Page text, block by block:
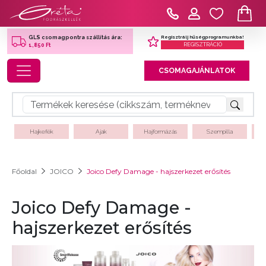
GLS csomagpontra szállítás ára:
1,850 Ft
Regisztrálj hűségprogramunkba!
REGISZTRÁCIÓ
Toggle navigation CSOMAGAJÁNLATOK
Hajkefék Ajak Hajformázás Szempilla
Főoldal JOICO Joico Defy Damage - hajszerkezet erősítés
Joico Defy Damage -
hajszerkezet erősítés